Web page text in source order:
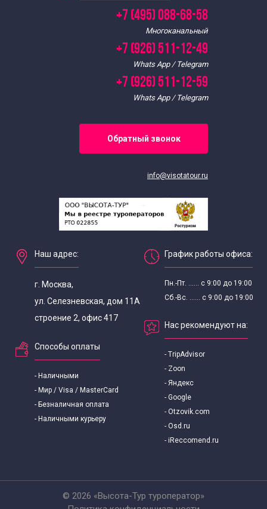
Автобусные экскурсии от метро Театральная
Автобусные экскурсии от метро ВДНХ
Обзорные экскурсии по Москве на автобусе от
Обзорные экскурсии по Москве на автобусе от
Киевского вокзала
Автобусные экскурсии по Москве от павелецкого
Необычные экскурсии по Москве
Ночные экскурсии по Москве
Ночные страшные экскурсии по Москве
Обзорные экскурсии по Москве
+7 (495) 088-68-58
Многоканальный
+7 (926) 511-12-49
Whats App / Telegram
+7 (926) 511-12-59
Whats App / Telegram
Обратный звонок
info@visotatour.ru
Наш адрес:
г. Москва,
ул. Селезневская, дом 11А
строение 2, офис 417
Способы оплаты
- Наличными
- Мир / Visa / MasterCard
- Безналичная оплата
- Наличными курьеру
График работы офиса:
Пн.-Пт. ...... с 9:00 до 19:00
Сб.-Вс. ...... с 9:00 до 19:00
Нас рекомендуют на:
- TripAdvisor
- Zoon
- Яндекс
- Google
- Otzovik.com
- Osd.ru
- iReccomend.ru
© 2026 «Высота-Тур туроператор»